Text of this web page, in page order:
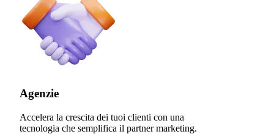
Agenzie
Accelera la crescita dei tuoi clienti con una
tecnologia che semplifica il partner marketing.